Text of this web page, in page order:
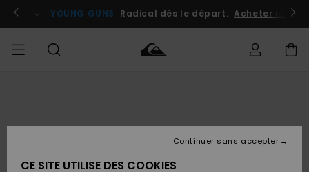
l'information
le
Se connecter / s'inscrire
YOUNG GUNS Radical dès le départ. Acheter
FEMME
Surf
Snow
Enfant
CE SITE UTILISE DES COOKIES
Continuer sans accepter